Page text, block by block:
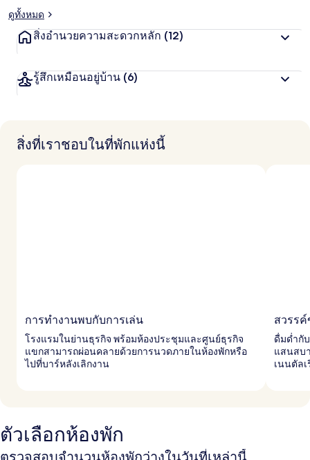
จ
า
า
ง
ดูทั้งหมด
สิ่งอำนวยความสะดวกหลัก (12)
รู้สึกเหมือนอยู่บ้าน (6)
สิ่งที่เราชอบในที่พักแห่งนี้
การทำงานพบกับการเล่น
โรงแรมในย่านธุรกิจ พร้อมห้องประชุมและศูนย์ธุรกิจ
แขกสามารถผ่อนคลายด้วยการนวดภายในห้องพักหรือ
ไปที่บาร์หลังเลิกงาน
สวรร
ดื่มด่ำกั
แสนสบ
เนนตัล
ตัวเลือกห้องพัก